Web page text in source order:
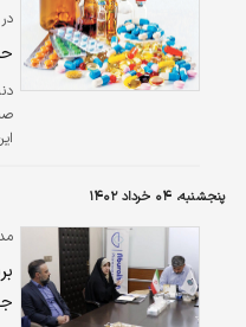
پنجشنبه، ۰۴ خرداد ۱۴۰۲